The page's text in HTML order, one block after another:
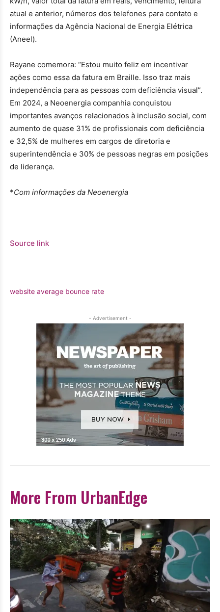
atual e anterior, números dos telefones para contato e
informações da Agência Nacional de Energia Elétrica
(Aneel).
Rayane comemora: “Estou muito feliz em incentivar
ações como essa da fatura em Braille. Isso traz mais
independência para as pessoas com deficiência visual”.
Em 2024, a Neoenergia companhia conquistou
importantes avanços relacionados à inclusão social, com
aumento de quase 31% de profissionais com deficiência
e 32,5% de mulheres em cargos de diretoria e
superintendência e 30% de pessoas negras em posições
de liderança.
*Com informações da Neoenergia
Source link
website average bounce rate
- Advertisement -
More From UrbanEdge